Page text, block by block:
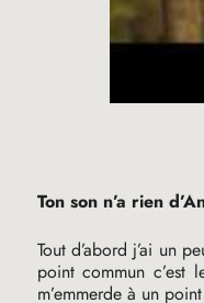
Ton son n’a rien
Tout d’abord j’ai un
point commun c’est
m’emmerde à un point